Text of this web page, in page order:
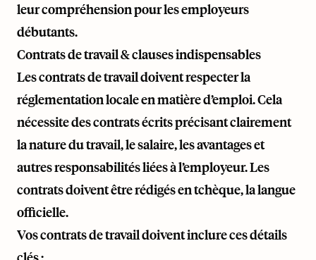
leur compréhension pour les employeurs
débutants.
Contrats de travail & clauses indispensables
Les contrats de travail doivent respecter la
réglementation locale en matière d’emploi. Cela
nécessite des contrats écrits précisant clairement
la nature du travail, le salaire, les avantages et
autres responsabilités liées à l’employeur. Les
contrats doivent être rédigés en tchèque, la langue
officielle.
Vos contrats de travail doivent inclure ces détails